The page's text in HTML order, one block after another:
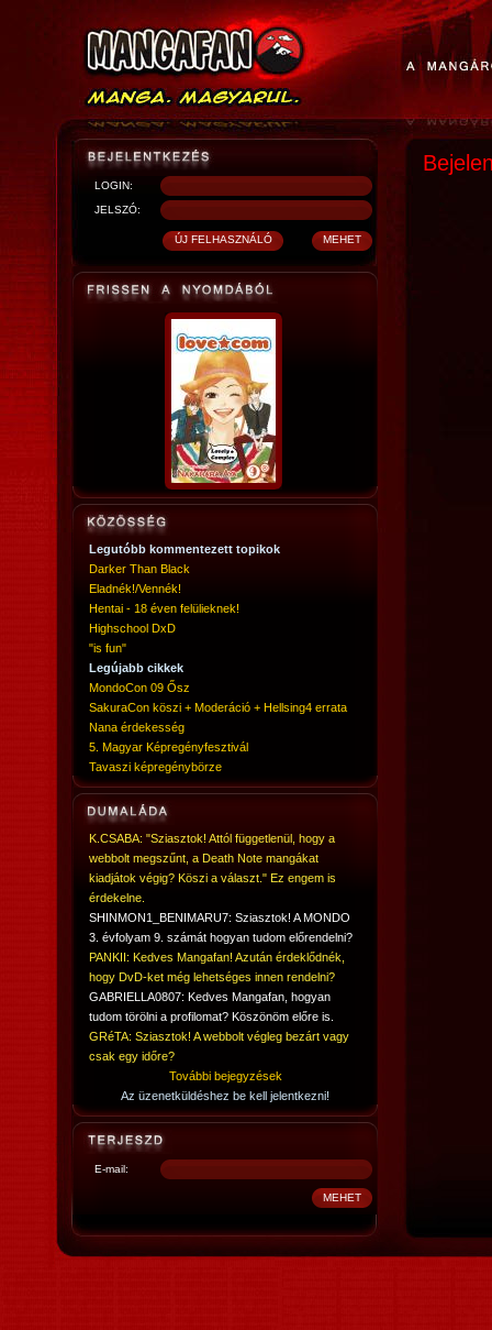
LOGIN:
JELSZÓ:
Legutóbb kommentezett topikok
Darker Than Black
Eladnék!/Vennék!
Hentai - 18 éven felülieknek!
Highschool DxD
"is fun"
Legújabb cikkek
MondoCon 09 Ősz
SakuraCon köszi + Moderáció + Hellsing4 errata
Nana érdekesség
5. Magyar Képregényfesztivál
Tavaszi képregénybörze
K.CSABA: "Sziasztok! Attól függetlenül, hogy a
webbolt megszűnt, a Death Note mangákat
kiadjátok végig? Köszi a választ." Ez engem is
érdekelne.
SHINMON1_BENIMARU7: Sziasztok! A MONDO
3. évfolyam 9. számát hogyan tudom előrendelni?
PANKII: Kedves Mangafan! Azután érdeklődnék,
hogy DvD-ket még lehetséges innen rendelni?
GABRIELLA0807: Kedves Mangafan, hogyan
tudom törölni a profilomat? Köszönöm előre is.
GRéTA: Sziasztok! A webbolt végleg bezárt vagy
csak egy időre?
További bejegyzések
Az üzenetküldéshez be kell jelentkezni!
E-mail: